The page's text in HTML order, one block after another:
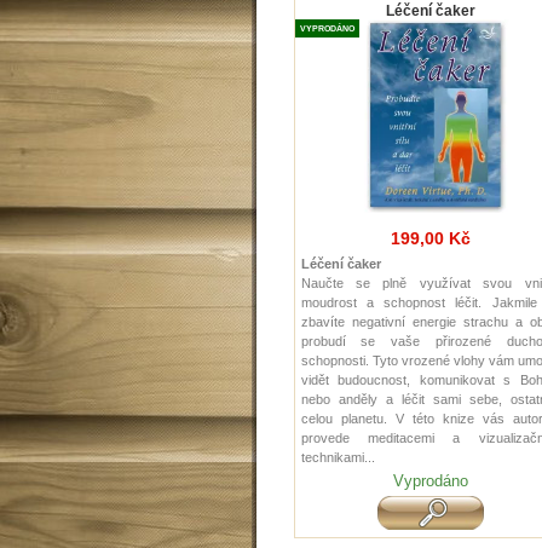
Léčení čaker
VYPRODÁNO
199,00 Kč
Léčení čaker
Naučte se plně využívat svou
moudrost a schopnost léčit.
zbavíte negativní energie strachu a
probudí se vaše přirozené
schopnosti. Tyto vrozené vlohy vám
vidět budoucnost, komunikovat s
nebo anděly a léčit sami sebe,
celou planetu. V této knize vás
provede meditacemi a
technikami...
Vyprodáno